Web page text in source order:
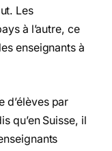
Les
à l’autre, ce
enseignants à
d’élèves par
qu’en Suisse, il